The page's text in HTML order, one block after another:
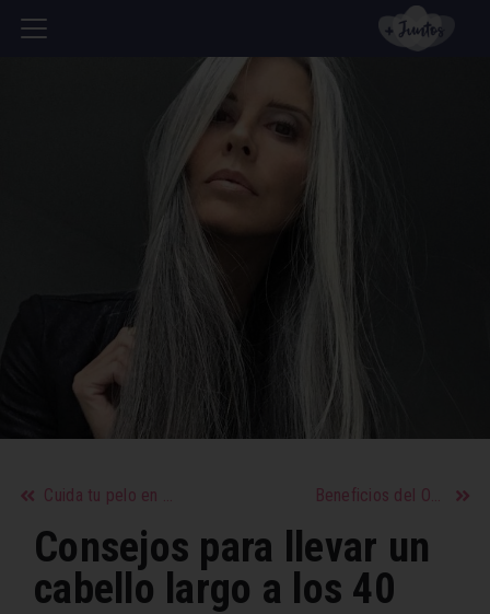
Cuida tu pelo en el verano Beneficios del Omega 3 para la salud
Consejos para llevar un
cabello largo a los 40